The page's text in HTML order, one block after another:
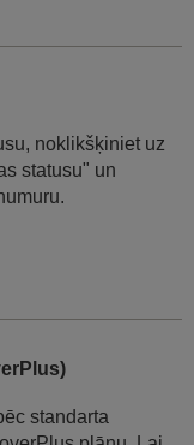
noklikšķiniet uz
statusu" un
standarta